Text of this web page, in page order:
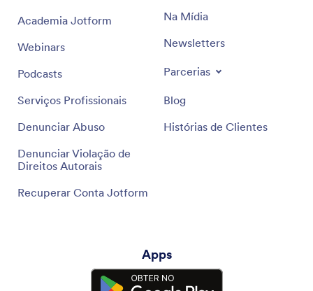
Academia Jotform
Webinars
Podcasts
Serviços Profissionais
Denunciar Abuso
Denunciar Violação de
Direitos Autorais
Recuperar Conta Jotform
Na Mídia
Newsletters
Parcerias
Blog
Histórias de Clientes
Apps